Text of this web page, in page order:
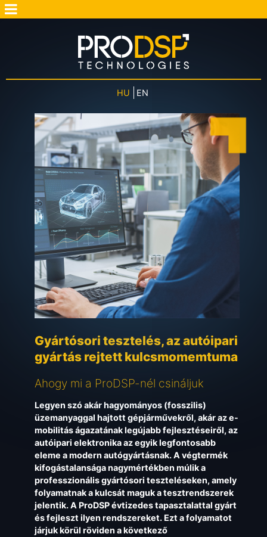
HU EN
Gyártósori tesztelés, az autóipari
gyártás rejtett kulcsmomemtuma
Ahogy mi a ProDSP-nél csináljuk
Legyen szó akár hagyományos (fosszilis)
üzemanyaggal hajtott gépjárművekről, akár az e-
mobilitás ágazatának legújabb fejlesztéseiről, az
autóipari elektronika az egyik legfontosabb
eleme a modern autógyártásnak. A végtermék
kifogástalansága nagymértékben múlik a
professzionális gyártósori teszteléseken, amely
folyamatnak a kulcsát maguk a tesztrendszerek
jelentik. A ProDSP évtizedes tapasztalattal gyárt
és fejleszt ilyen rendszereket. Ezt a folyamatot
járjuk körül röviden a következő